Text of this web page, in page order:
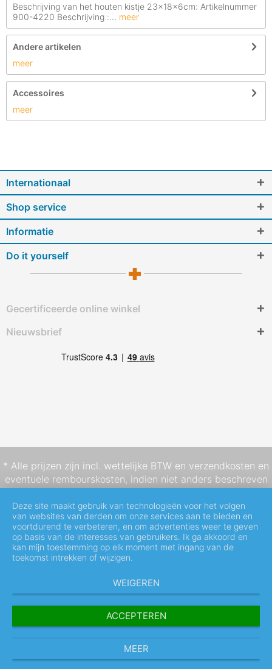
Beschrijving van het houten kistje 23x18x6cm: Artikelnummer
900-4220 Beschrijving :... meer
Andere artikelen
meer
Accessoires
meer
Internationaal
Shop service
Informatie
Do it yourself
Gecertificeerde online winkel
Nieuwsbrief
* Alle prijzen zijn incl. wettelijke BTW en verzendkosten en
eventuele rembourskosten, indien niet anders beschreven
Deze site maakt gebruik van technologieën voor het volgen
van websites van derden om onze services aan te bieden en
voortdurend te verbeteren, en om advertenties weer te geven
op basis van de interesses van gebruikers. Ik ga akkoord en
kan mijn toestemming op elk moment met ingang van de
toekomst intrekken of wijzigen.
WEIGEREN
ACCEPTEREN
MEER